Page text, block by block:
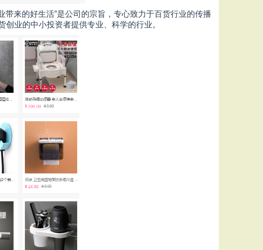
来的好生活”是公司的宗旨，专心致力于百货行业的传播
业的中小投资者提供专业、科学的行业。